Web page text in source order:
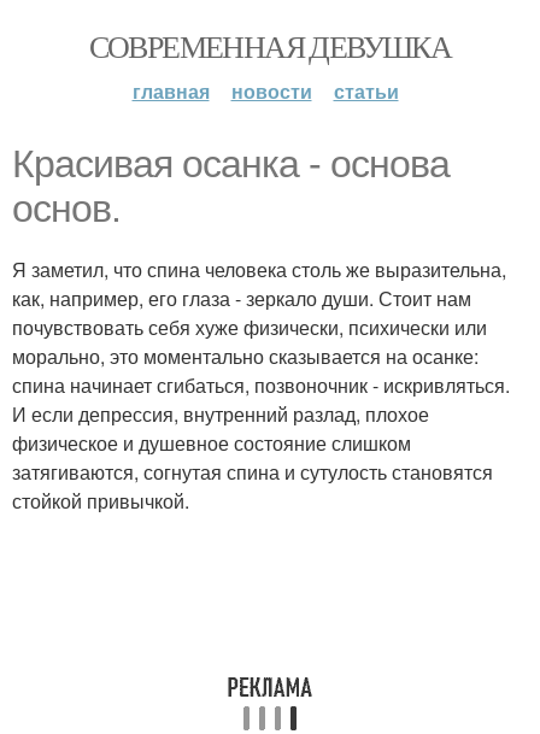
СОВРЕМЕННАЯ ДЕВУШКА
главная новости статьи
Красивая осанка - основа
основ.
Я заметил, что спина человека столь же выразительна,
как, например, его глаза - зеркало души. Стоит нам
почувствовать себя хуже физически, психически или
морально, это моментально сказывается на осанке:
спина начинает сгибаться, позвоночник - искривляться.
И если депрессия, внутренний разлад, плохое
физическое и душевное состояние слишком
затягиваются, согнутая спина и сутулость становятся
стойкой привычкой.